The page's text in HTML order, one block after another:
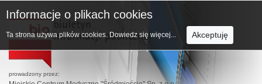
prowadzony przez:
Informacje o plikach cookies
Ta strona używa plików cookies. Dowiedz się więcej... Akceptuję